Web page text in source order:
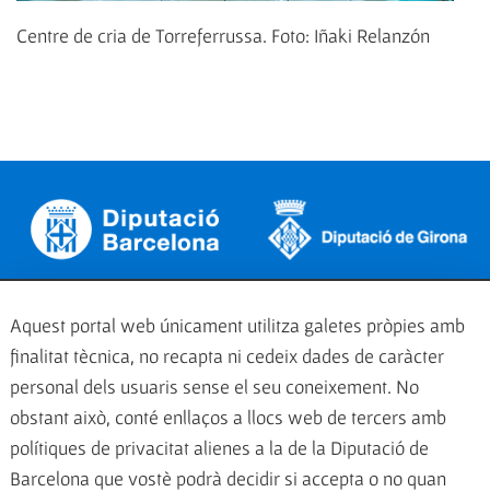
Centre de cria de Torreferrussa. Foto: Iñaki Relanzón
Un projecte cofinançat pel Programa LIFE de la Comissió
Aquest portal web únicament utilitza galetes pròpies amb
finalitat tècnica, no recapta ni cedeix dades de caràcter
personal dels usuaris sense el seu coneixement. No
obstant això, conté enllaços a llocs web de tercers amb
polítiques de privacitat alienes a la de la Diputació de
Barcelona que vostè podrà decidir si accepta o no quan